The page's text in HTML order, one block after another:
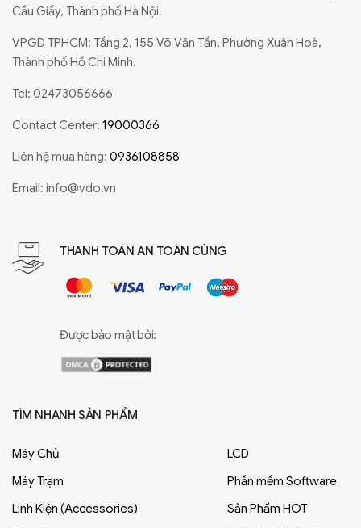
Cầu Giấy, Thành phố Hà Nội.
VPGD TPHCM: Tầng 2, 155 Võ Văn Tần, Phường Xuân Hoà,
Thành phố Hồ Chí Minh.
Tel: 02473056666
Contact Center: 19000366
Liên hệ mua hàng: 0936108858
Email: info@vdo.vn
THANH TOÁN AN TOÀN CÙNG
Được bảo mật bởi:
TÌM NHANH SẢN PHẨM
Máy Chủ
Máy Trạm
Linh Kiện (Accessories)
LCD
Phần mềm Software
Sản Phẩm HOT